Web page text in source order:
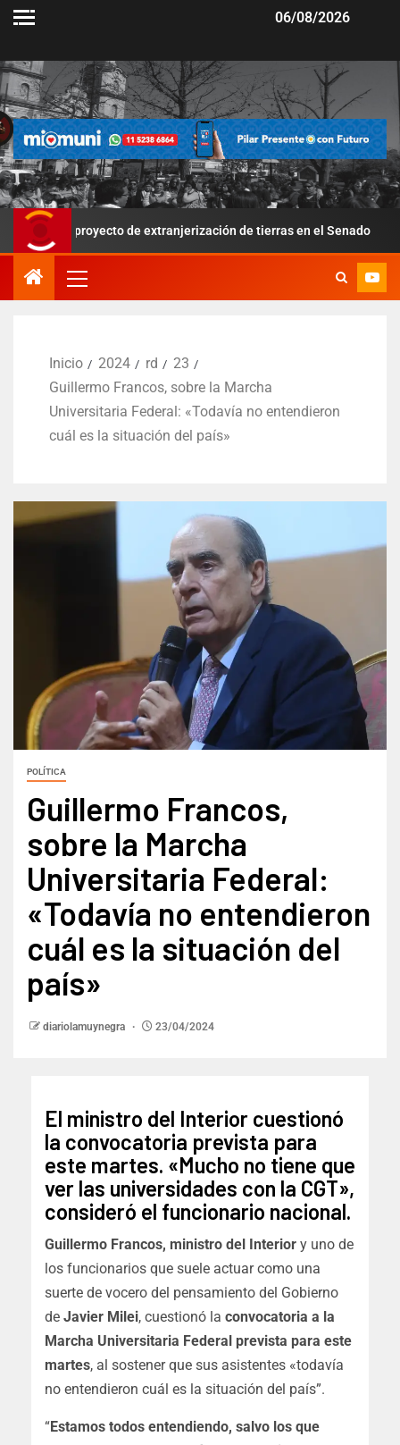
06/08/2026
de extranjerización de tierras en el Senado
Inicio 2024 rd
23
Guillermo Francos, sobre la Marcha
Universitaria Federal: «Todavía no entendieron
cuál es la situación del país»
POLÍTICA
Guillermo Francos,
sobre la Marcha
Universitaria Federal:
«Todavía no entendieron
cuál es la situación del
país»
diariolamuynegra 23/04/2024
El ministro del Interior cuestionó
la convocatoria prevista para
este martes. «Mucho no tiene que
ver las universidades con la CGT»,
consideró el funcionario nacional.
Guillermo Francos, ministro del Interior y uno de
los funcionarios que suele actuar como una
suerte de vocero del pensamiento del Gobierno
de Javier Milei, cuestionó la convocatoria a la
Marcha Universitaria Federal prevista para este
martes, al sostener que sus asistentes «todavía
no entendieron cuál es la situación del país”.
“Estamos todos entendiendo, salvo los que